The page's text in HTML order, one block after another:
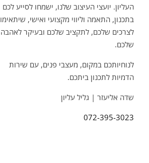
העליון. יועצי העיצוב שלנו, ישמחו לסייע לכם
בתכנון, התאמה וליווי מקצועי ואישי, שיתאימו
לצרכים שלכם, לתקציב שלכם ובעיקר לאהבה
שלכם.
לנוחיותכם במקום, מעצבי פנים, עם שירות
הדמיות לתכנון ביתכם.
שדה אליעזר | גליל עליון
072-395-3023